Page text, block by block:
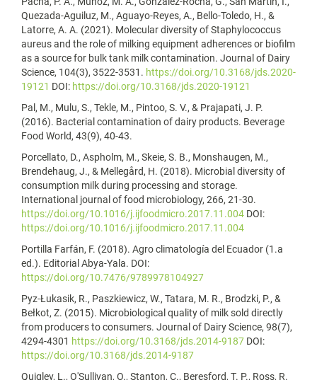
Quezada-Aguiluz, M., Aguayo-Reyes, A., Bello-Toledo, H., &
Latorre, A. A. (2021). Molecular diversity of Staphylococcus
aureus and the role of milking equipment adherences or biofilm
as a source for bulk tank milk contamination. Journal of Dairy
Science, 104(3), 3522-3531. https://doi.org/10.3168/jds.2020-
19121 DOI: https://doi.org/10.3168/jds.2020-19121
Pal, M., Mulu, S., Tekle, M., Pintoo, S. V., & Prajapati, J. P.
(2016). Bacterial contamination of dairy products. Beverage
Food World, 43(9), 40-43.
Porcellato, D., Aspholm, M., Skeie, S. B., Monshaugen, M.,
Brendehaug, J., & Mellegård, H. (2018). Microbial diversity of
consumption milk during processing and storage.
International journal of food microbiology, 266, 21-30.
https://doi.org/10.1016/j.ijfoodmicro.2017.11.004 DOI:
https://doi.org/10.1016/j.ijfoodmicro.2017.11.004
Portilla Farfán, F. (2018). Agro climatología del Ecuador (1.a
ed.). Editorial Abya-Yala. DOI:
https://doi.org/10.7476/9789978104927
Pyz-Łukasik, R., Paszkiewicz, W., Tatara, M. R., Brodzki, P., &
Bełkot, Z. (2015). Microbiological quality of milk sold directly
from producers to consumers. Journal of Dairy Science, 98(7),
4294-4301 https://doi.org/10.3168/jds.2014-9187 DOI:
https://doi.org/10.3168/jds.2014-9187
Quigley, L., O'Sullivan, O., Stanton, C., Beresford, T. P., Ross, R.